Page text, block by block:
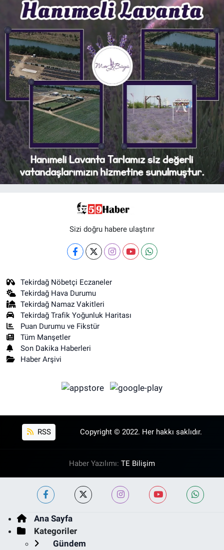
Sizi doğru habere ulaştırır
Tekirdağ Nöbetçi Eczaneler
Tekirdağ Hava Durumu
Tekirdağ Namaz Vakitleri
Tekirdağ Trafik Yoğunluk Haritası
Puan Durumu ve Fikstür
Tüm Manşetler
Son Dakika Haberleri
Haber Arşivi
RSS Copyright © 2022. Her hakkı saklıdır.
Haber Yazılımı: TE Bilişim
Ana Sayfa
Kategoriler
Gündem